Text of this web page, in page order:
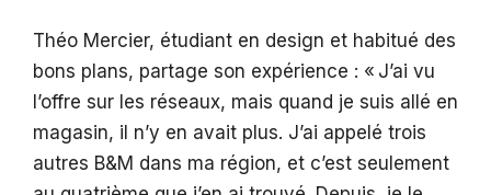
Théo Mercier, étudiant en design et habitué des
bons plans, partage son expérience : « J’ai vu
l’offre sur les réseaux, mais quand je suis allé en
magasin, il n’y en avait plus. J’ai appelé trois
autres B&M dans ma région, et c’est seulement